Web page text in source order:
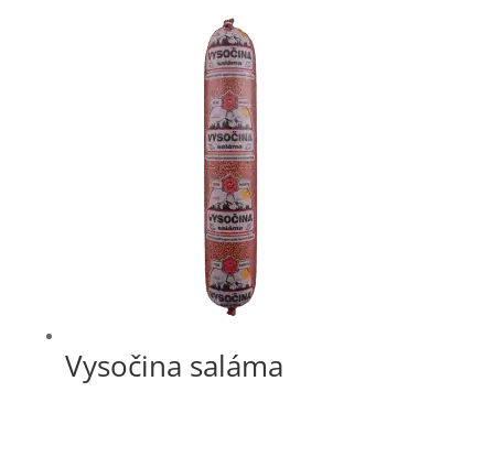
Vysočina saláma